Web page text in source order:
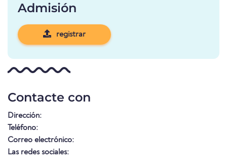
Admisión
registrar
Contacte con
Dirección:
Teléfono:
Correo electrónico:
Las redes sociales: